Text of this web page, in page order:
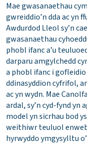
Mae gwasanaethau
gwreiddio’n dda ac yn
Awdurdod Lleol sy’n
gwasanaethau
phobl ifanc a’u
darparu amgylchedd
a phobl ifanc i
ddinasyddion cyfrifol,
ac yn wydn. Mae
ardal, sy’n cyd-fynd yn
model yn sicrhau bod
weithiwr teuluol
hyrwyddo ymgysylltu